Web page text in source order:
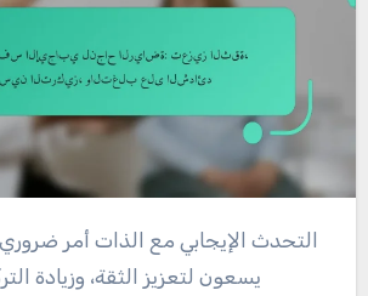
التحدث الإيجابي مع الذات أمر ضروري للرياضيين الذين
يسعون لتعزيز الثقة، وزيادة